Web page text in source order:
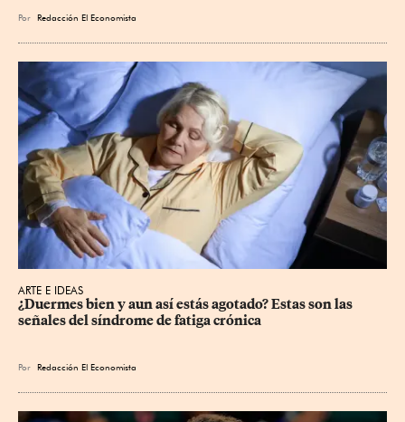
Por Redacción El Economista
ARTE E IDEAS
¿Duermes bien y aun así estás agotado? Estas son las
señales del síndrome de fatiga crónica
Por Redacción El Economista